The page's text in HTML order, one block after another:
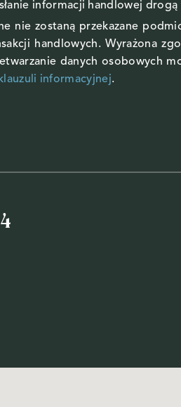
informacji handlowej drogą
nie zostaną przekazane
handlowych. Wyrażona
danych osobowych
informacyjnej.